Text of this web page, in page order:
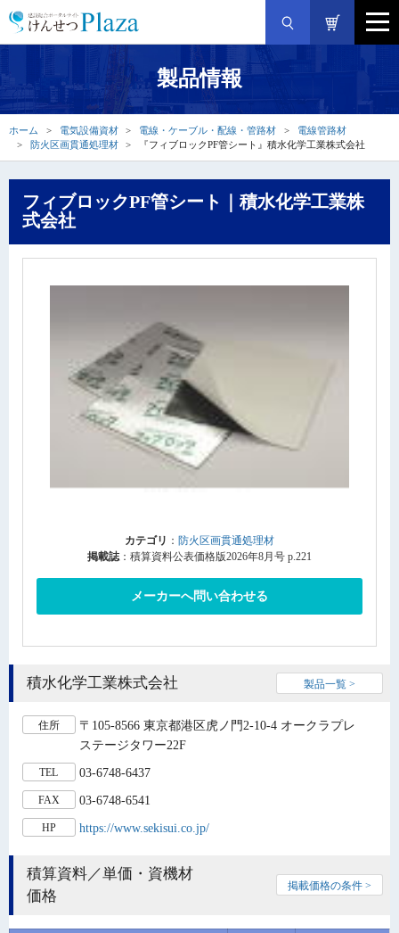
製品情報
ホーム 電気設備資材 電線・ケーブル・配線・管路材
電線管路材
防火区画貫通処理材
『フィブロックPF管シート』積水化学工業株式会社
フィブロックPF管シート｜積水化学工業株
式会社
カテゴリ ： 防火区画貫通処理材
掲載誌：積算資料公表価格版2026年8月号 p.221
メーカーへ問い合わせる
積水化学工業株式会社 製品一覧 >
住所
〒105-8566 東京都港区虎ノ門2-10-4 オークラプレ
ステージタワー22F
TEL 03-6748-6437
FAX 03-6748-6541
HP https://www.sekisui.co.jp/
積算資料／単価・資機材
価格
掲載価格の条件 >